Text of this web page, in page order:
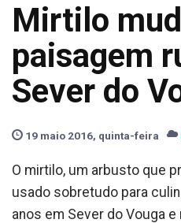
Mirtilo
paisagem
Sever do
19 maio 2016, quinta-feira
O mirtilo, um arbusto que
usado sobretudo para
anos em Sever do Vouga